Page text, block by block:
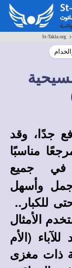
St-Takla.org >
جدًا، وقد
مناسبًا
في جميع
وأسهل
للكبار..
الأمثال
(الأم
ذات مغزى